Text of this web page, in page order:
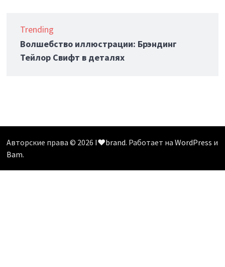
Trending
Волшебство иллюстрации: Брэндинг
Тейлор Свифт в деталях
Авторские права © 2026 I❤️brand. Работает наWordPress и
Bam.